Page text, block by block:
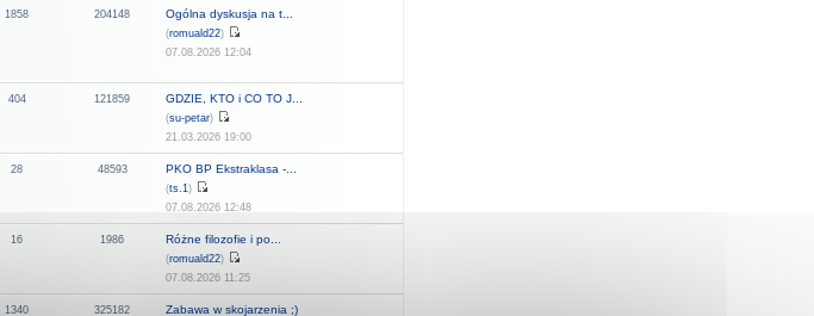
1858 204148 Ogólna dyskusja na t...
(romuald22)
07.08.2026 12:04
404 121859 GDZIE, KTO i CO TO J...
(su-petar)
21.03.2026 19:00
28 48593 PKO BP Ekstraklasa -...
(ts.1)
07.08.2026 12:48
16 1986 Różne filozofie i po...
(romuald22)
07.08.2026 11:25
1340 325182 Zabawa w skojarzenia ;)